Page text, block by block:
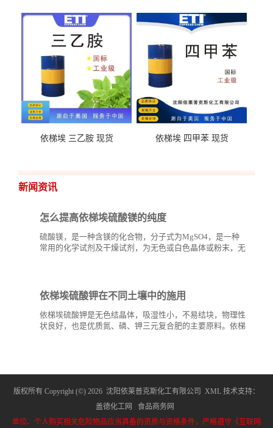
依梯埃 三乙胺 现货 依梯埃 四甲苯 现货
新闻资讯
怎么提高依梯埃硫酸镁的纯度
硫酸镁，是一种含镁的化合物，分子式为MgSO4，是一种
常用的化学试剂及干燥试剂，为无色或白色晶体或粉末，无
依梯埃硫酸钾在不同土壤中的施用
依梯埃硫酸钾是无色结晶体，吸湿性小，不易结块，物理性
状良好，也是优质氮、磷、钾三元复合肥的主要原料。依梯
版权所有 Copyright (©) 2026 沈阳依莱普克斯化工有限公司 XML 技术支持：
盖德化工网
食品商务网
单位、个人购买相关危险物品应当具备的资质与资格条件，严格遵守《互联网